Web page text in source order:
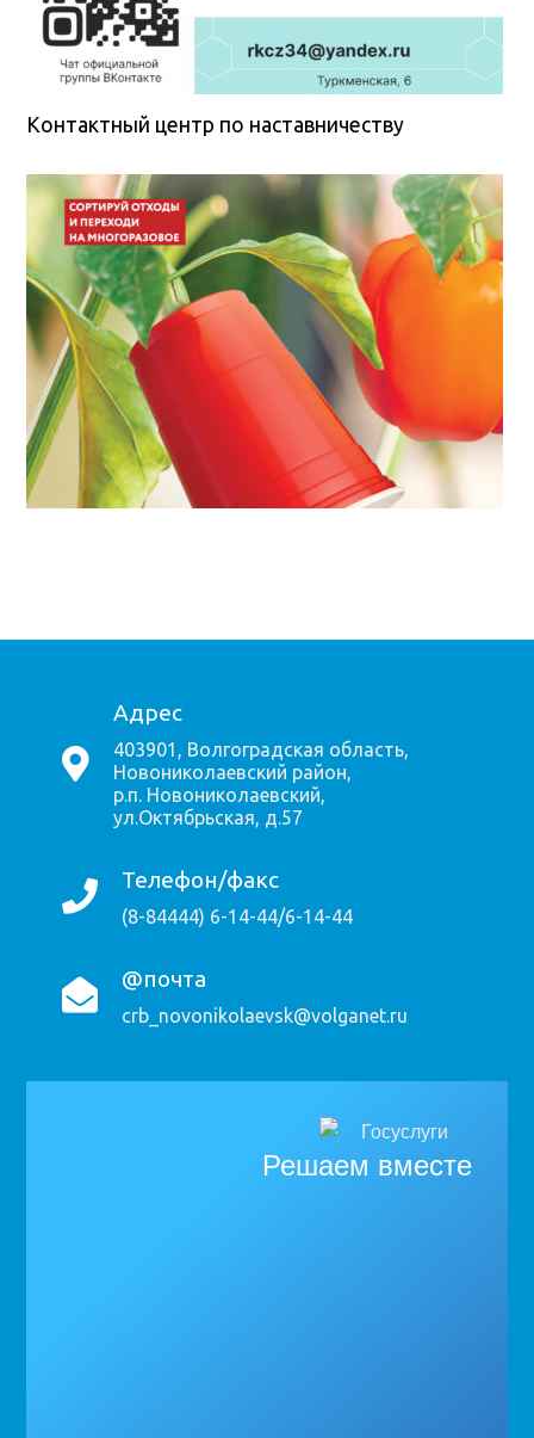
Контактный центр по наставничеству
Адрес
403901, Волгоградская область,
Новониколаевский район,
р.п. Новониколаевский,
ул.Октябрьская, д.57
Телефон/факс
(8-84444) 6-14-44/6-14-44
@почта
crb_novonikolaevsk@volganet.ru
Решаем вместе